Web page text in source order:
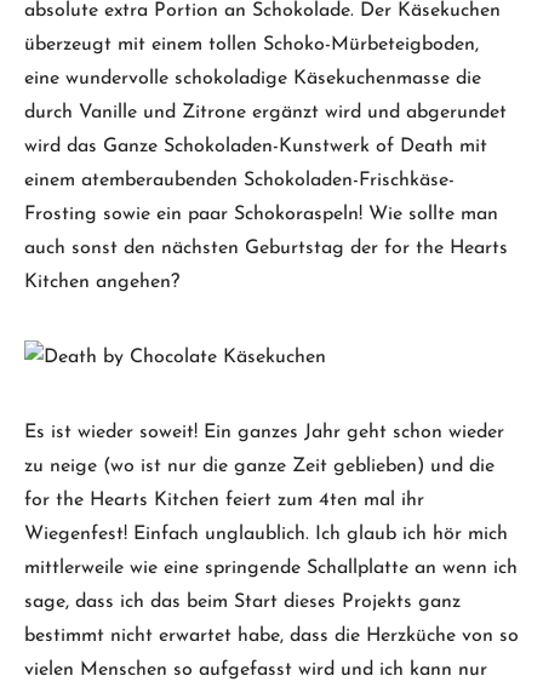
absolute extra Portion an Schokolade. Der Käsekuchen
überzeugt mit einem tollen Schoko-Mürbeteigboden,
eine wundervolle schokoladige Käsekuchenmasse die
durch Vanille und Zitrone ergänzt wird und abgerundet
wird das Ganze Schokoladen-Kunstwerk of Death mit
einem atemberaubenden Schokoladen-Frischkäse-
Frosting sowie ein paar Schokoraspeln! Wie sollte man
auch sonst den nächsten Geburtstag der for the Hearts
Kitchen angehen?
Es ist wieder soweit! Ein ganzes Jahr geht schon wieder
zu neige (wo ist nur die ganze Zeit geblieben) und die
for the Hearts Kitchen feiert zum 4ten mal ihr
Wiegenfest! Einfach unglaublich. Ich glaub ich hör mich
mittlerweile wie eine springende Schallplatte an wenn ich
sage, dass ich das beim Start dieses Projekts ganz
bestimmt nicht erwartet habe, dass die Herzküche von so
vielen Menschen so aufgefasst wird und ich kann nur